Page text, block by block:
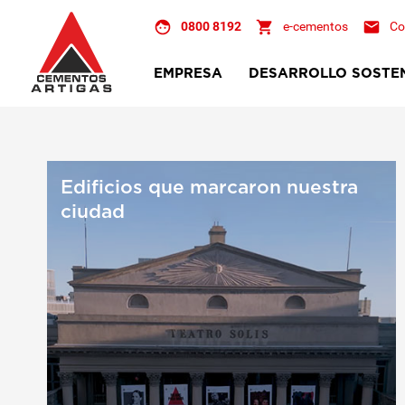
EMPRESA
Exportación
Políticas Corporativas
Certificaciones
DESARROLLO
Memoria de Actividad
Calculá tus acciones
Juego: Un día en la
0800 8192 e-cementos
Edificios que marcaron nuestra
ciudad